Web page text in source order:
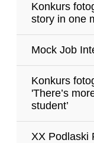
Konkurs
story in one
Mock Job
Konkurs
'There’s
student’
XX Podlaski